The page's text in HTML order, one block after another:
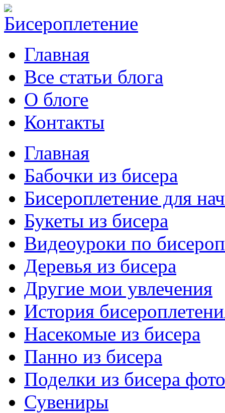
Главная
Все статьи блога
О блоге
Контакты
Главная
Бабочки из бисера
Бисероплетение для
Букеты из бисера
Видеоуроки по
Деревья из бисера
Другие мои увлечения
История
Насекомые из бисера
Панно из бисера
Поделки из бисера фото
Сувениры